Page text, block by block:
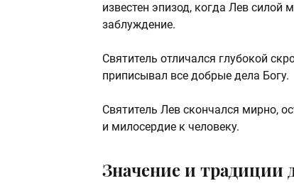
известен эпизод, когда Лев
заблуждение.
Святитель отличался глубокой
приписывал все добрые дела Богу.
Святитель Лев скончался мирно,
и милосердие к человеку.
Значение и традиции